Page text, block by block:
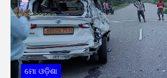
ମୋ ଓଡ଼ିଶା